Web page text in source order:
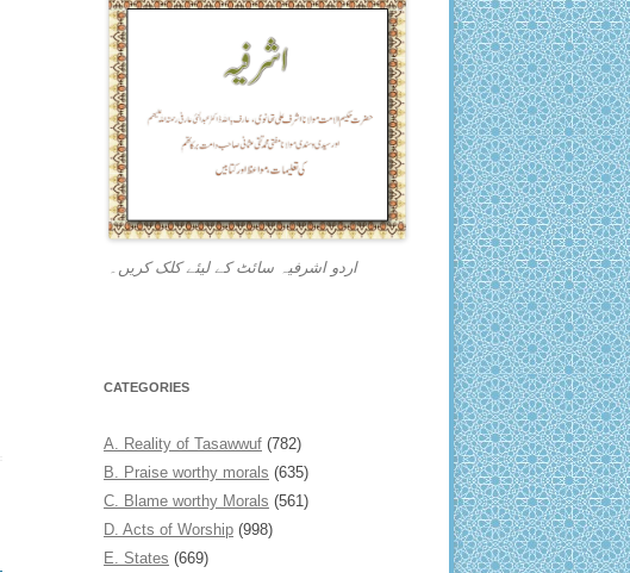
اردو اشرفیہ سائٹ کے لیئے کلک کریں۔
CATEGORIES
A. Reality of Tasawwuf (782)
B. Praise worthy morals (635)
C. Blame worthy Morals (561)
D. Acts of Worship (998)
E. States (669)